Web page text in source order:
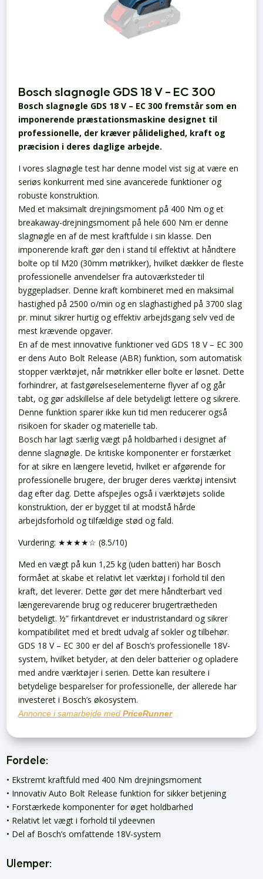
Bosch slagnøgle GDS 18 V – EC 300
Bosch slagnøgle GDS 18 V – EC 300 fremstår som en
imponerende præstationsmaskine designet til
professionelle, der kræver pålidelighed, kraft og
præcision i deres daglige arbejde.
I vores slagnøgle test har denne model vist sig at være en
seriøs konkurrent med sine avancerede funktioner og
robuste konstruktion.
Med et maksimalt drejningsmoment på 400 Nm og et
breakaway-drejningsmoment på hele 600 Nm er denne
slagnøgle en af de mest kraftfulde i sin klasse. Den
imponerende kraft gør den i stand til effektivt at håndtere
bolte op til M20 (30mm møtrikker), hvilket dækker de fleste
professionelle anvendelser fra autoværksteder til
byggepladser. Denne kraft kombineret med en maksimal
hastighed på 2500 o/min og en slaghastighed på 3700 slag
pr. minut sikrer hurtig og effektiv arbejdsgang selv ved de
mest krævende opgaver.
En af de mest innovative funktioner ved GDS 18 V – EC 300
er dens Auto Bolt Release (ABR) funktion, som automatisk
stopper værktøjet, når møtrikker eller bolte er løsnet. Dette
forhindrer, at fastgørelseselementerne flyver af og går
tabt, og gør adskillelse af dele betydeligt lettere og sikrere.
Denne funktion sparer ikke kun tid men reducerer også
risikoen for skader og materielle tab.
Bosch har lagt særlig vægt på holdbarhed i designet af
denne slagnøgle. De kritiske komponenter er forstærket
for at sikre en længere levetid, hvilket er afgørende for
professionelle brugere, der bruger deres værktøj intensivt
dag efter dag. Dette afspejles også i værktøjets solide
konstruktion, der er bygget til at modstå hårde
arbejdsforhold og tilfældige stød og fald.
Vurdering: ★★★★☆ (8.5/10)
Med en vægt på kun 1,25 kg (uden batteri) har Bosch
formået at skabe et relativt let værktøj i forhold til den
kraft, det leverer. Dette gør det mere håndterbart ved
længerevarende brug og reducerer brugertrætheden
betydeligt. ½” firkantdrevet er industristandard og sikrer
kompatibilitet med et bredt udvalg af sokler og tilbehør.
GDS 18 V – EC 300 er del af Bosch’s professionelle 18V-
system, hvilket betyder, at den deler batterier og opladere
med andre værktøjer i serien. Dette kan resultere i
betydelige besparelser for professionelle, der allerede har
investeret i Bosch’s økosystem.
Annonce i samarbejde medPriceRunner
Fordele:
• Ekstremt kraftfuld med 400 Nm drejningsmoment
• Innovativ Auto Bolt Release funktion for sikker betjening
• Forstærkede komponenter for øget holdbarhed
• Relativt let vægt i forhold til ydeevnen
• Del af Bosch’s omfattende 18V-system
Ulemper: